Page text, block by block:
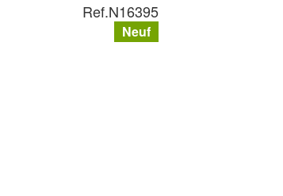
Ref.N16395
Neuf